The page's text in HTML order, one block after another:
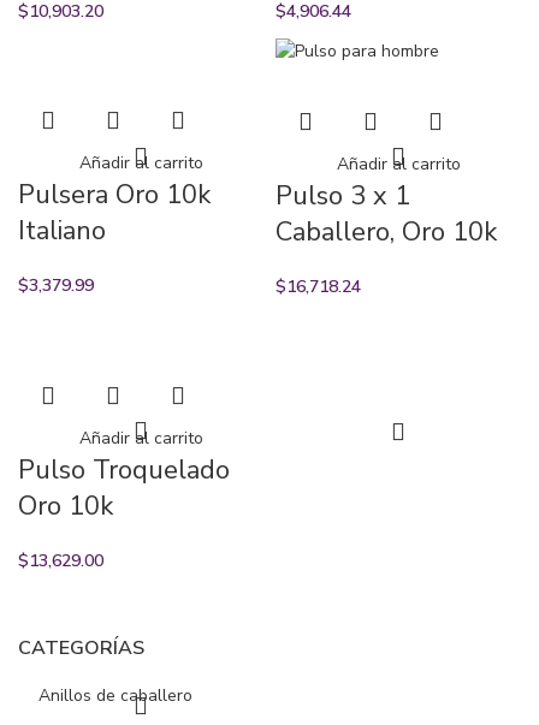
CATEGORÍAS
Anillos de caballero
$10,903.20 $4,906.44
Añadir al carrito
Pulsera Oro 10k
Italiano
$3,379.99
Añadir al carrito
Pulso 3 x 1
Caballero, Oro 10k
$16,718.24
Añadir al carrito
Pulso Troquelado
Oro 10k
$13,629.00